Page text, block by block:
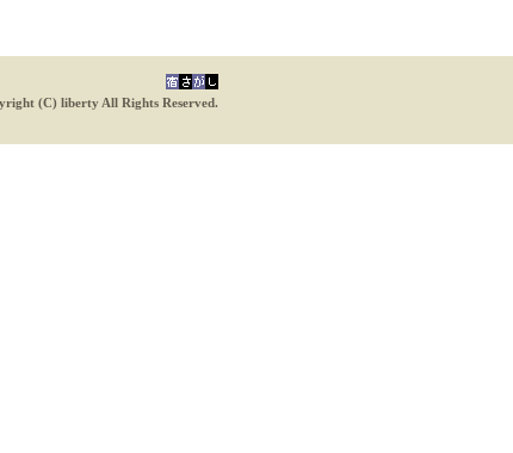
(C) liberty All Rights Reserved.